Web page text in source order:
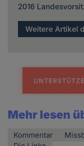
2016
Weitere Artikel
Mehr lesen
Kommentar